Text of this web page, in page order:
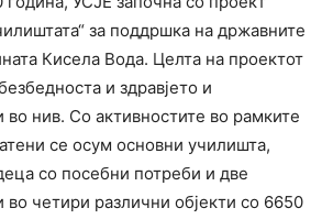
за поддршка на државните
Кисела Вода. Целта на проектот
и здравјето и
нив. Со активностите во рамките
се осум основни училишта,
со посебни потреби и две
во четири различни објекти со 6650